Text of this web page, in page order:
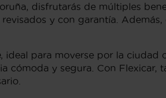
disfrutarás de múltiples
y con garantía.
, ideal para moverse por la ciudad
cómoda y segura. Con Flexicar,